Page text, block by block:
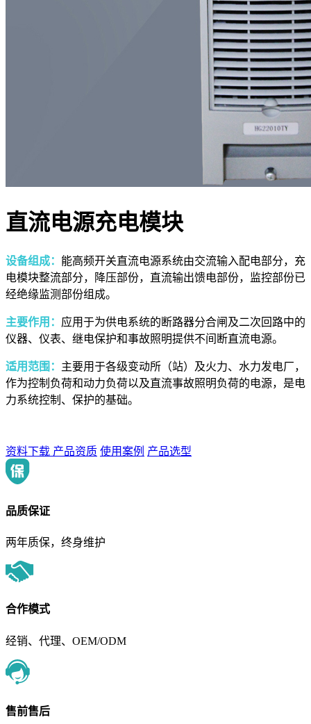
直流电源充电模块
设备组成： 能高频开关直流电源系统由交流输入配电部分，充
电模块整流部分，降压部份，直流输出馈电部份，监控部份已
经绝缘监测部份组成。
主要作用： 应用于为供电系统的断路器分合闸及二次回路中的
仪器、仪表、继电保护和事故照明提供不间断直流电源。
适用范围： 主要用于各级变动所（站）及火力、水力发电厂，
作为控制负荷和动力负荷以及直流事故照明负荷的电源，是电
力系统控制、保护的基础。
资料下载 产品资质 使用案例 产品选型
品质保证
两年质保，终身维护
合作模式
经销、代理、OEM/ODM
售前售后